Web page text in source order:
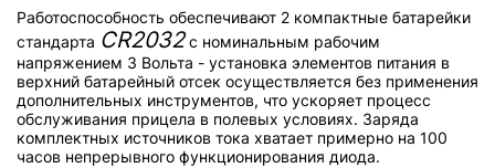
Работоспособность обеспечивают 2 компактные батарейки
стандарта CR2032с номинальным рабочим
напряжением 3 Вольта - установка элементов питания в
верхний батарейный отсек осуществляется без применения
дополнительных инструментов, что ускоряет процесс
обслуживания прицела в полевых условиях. Заряда
комплектных источников тока хватает примерно на 100
часов непрерывного функционирования диода.